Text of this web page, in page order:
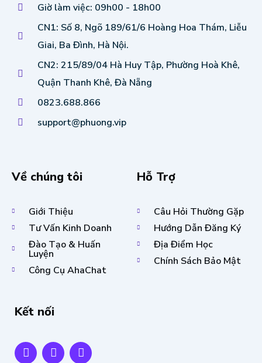
Giờ làm việc: 09h00 - 18h00
CN1: Số 8, Ngõ 189/61/6 Hoàng Hoa Thám, Liễu
Giai, Ba Đình, Hà Nội.
CN2: 215/89/04 Hà Huy Tập, Phường Hoà Khê,
Quận Thanh Khê, Đà Nẵng
0823.688.866
support@phuong.vip
Về chúng tôi
Giới Thiệu
Tư Vấn Kinh Doanh
Đào Tạo & Huấn
Luyện
Công Cụ AhaChat
Hỗ Trợ
Câu Hỏi Thường Gặp
Hướng Dẫn Đăng Ký
Địa Điểm Học
Chính Sách Bảo Mật
Kết nối
a
c
w
i
o
u